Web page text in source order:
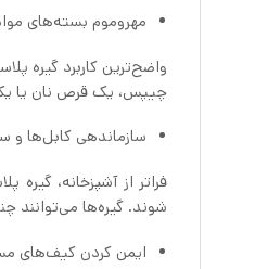
مهروموم بسته‌های
چیپس، یک قرص نان یا یک
سازماندهی کابل‌ها و
شوند. گیره‌ها می‌توانند
ایمن کردن کیف‌های